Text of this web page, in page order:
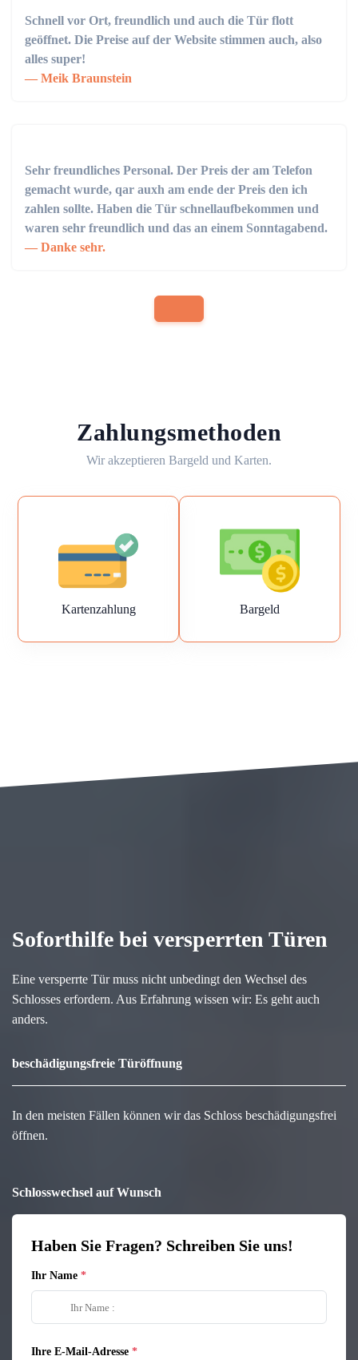
Schnell vor Ort, freundlich und auch die Tür flott
geöffnet. Die Preise auf der Website stimmen auch, also
alles super!
Meik Braunstein
Sehr freundliches Personal. Der Preis der am Telefon
gemacht wurde, qar auxh am ende der Preis den ich
zahlen sollte. Haben die Tür schnellaufbekommen und
waren sehr freundlich und das an einem Sonntagabend.
Danke sehr.
Zahlungsmethoden
Wir akzeptieren Bargeld und Karten.
Kartenzahlung Bargeld
Soforthilfe bei versperrten Türen
Eine versperrte Tür muss nicht unbedingt den Wechsel des
Schlosses erfordern. Aus Erfahrung wissen wir: Es geht auch
anders.
beschädigungsfreie Türöffnung
In den meisten Fällen können wir das Schloss beschädigungsfrei
öffnen.
Schlosswechsel auf Wunsch
Haben Sie Fragen? Schreiben Sie uns!
Ihr Name
Ihre E-Mail-Adresse